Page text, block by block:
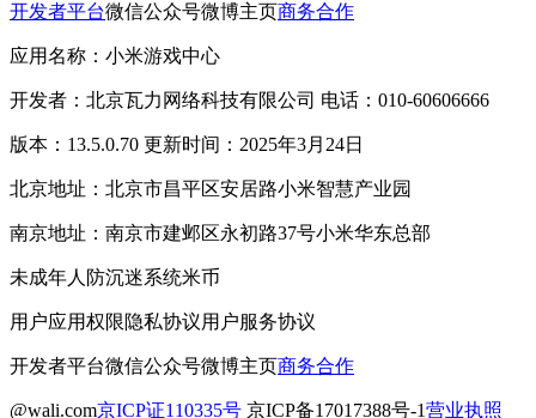
开发者平台微信公众号微博主页商务合作
应用名称：小米游戏中心
开发者：北京瓦力网络科技有限公司 电话：010-60606666
版本：13.5.0.70 更新时间：2025年3月24日
北京地址：北京市昌平区安居路小米智慧产业园
南京地址：南京市建邺区永初路37号小米华东总部
未成年人防沉迷系统米币
用户应用权限隐私协议用户服务协议
开发者平台微信公众号微博主页商务合作
@wali.com京ICP证110335号 京ICP备17017388号-1营业执照